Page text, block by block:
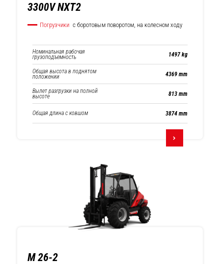
3300V NXT2
Погрузчики с боротовым поворотом, на колесном ходу
Номинальная рабочая
грузоподъемность 1497 kg
Общая высота в поднятом
положении 4369 mm
Вылет разгрузки на полной
высоте 813 mm
Общая длина с ковшом 3874 mm
M 26-2